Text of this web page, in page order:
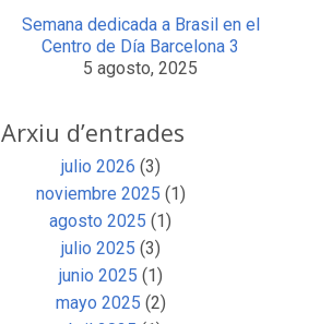
Semana dedicada a Brasil en el
Centro de Día Barcelona 3
5 agosto, 2025
Arxiu d’entrades
julio 2026 (3)
noviembre 2025 (1)
agosto 2025 (1)
julio 2025 (3)
junio 2025 (1)
mayo 2025 (2)